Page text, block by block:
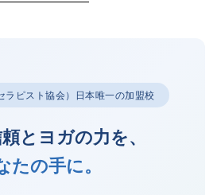
ラピスト協会）日本唯一の加盟校
とヨガの力を、
たの手に。